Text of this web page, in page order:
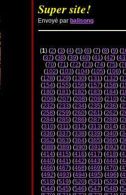
Super site!
Envoyé par balisong
(1) (2) (3) (4) (5) (6) (7) (8) (9) (
(37) (38) (39) (40) (41) (42) (43
(70) (71) (72) (73) (74) (75) (
(102) (103) (104) (105) (106) (
(128) (129) (130) (131) (132) (
(154) (155) (156) (157) (158) (
(180) (181) (182) (183) (184) (
(206) (207) (208) (209) (210) (
(232) (233) (234) (235) (236) (
(258) (259) (260) (261) (262) (
(284) (285) (286) (287) (288) (
(310) (311) (312) (313) (314) (
(336) (337) (338) (339) (340) (
(362) (363) (364) (365) (366) (
(388) (389) (390) (391) (392) (
(414) (415) (416) (417) (418) (
(440) (441) (442) (443) (444) (
(466) (467) (468) (469) (470) (
(492) (493) (494) (495) (496) (
(518) (519) (520) (521) (522) (
(544) (545) (546) (547) (548) (